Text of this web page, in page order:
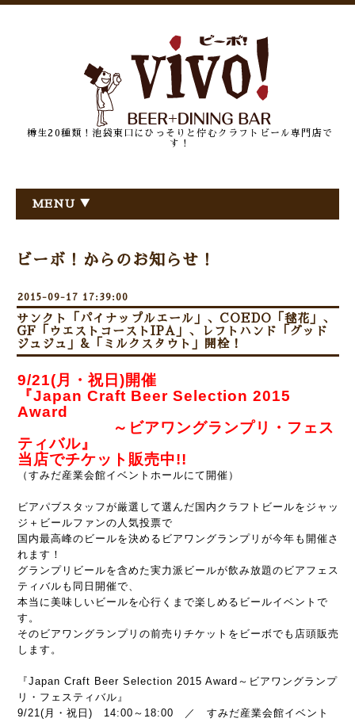
樽生20種類！池袋東口にひっそりと佇むクラフトビール専門店で
す！
MENU ▼
ビーボ！からのお知らせ！
2015-09-17 17:39:00
サンクト「パイナップルエール」、COEDO「毬花」、
GF「ウエストコーストIPA」、レフトハンド「グッド
ジュジュ」&「ミルクスタウト」開栓！
9/21(月・祝日)開催
『Japan Craft Beer Selection 2015
Award
～ビアワングランプリ・フェス
ティバル』
当店でチケット販売中!!
（すみだ産業会館イベントホールにて開催）
ビアパブスタッフが厳選して選んだ国内クラフトビールをジャッ
ジ＋ビールファンの人気投票で
国内最高峰のビールを決めるビアワングランプリが今年も開催さ
れます！
グランプリビールを含めた実力派ビールが飲み放題のビアフェス
ティバルも同日開催で、
本当に美味しいビールを心行くまで楽しめるビールイベントで
す。
そのビアワングランプリの前売りチケットをビーボでも店頭販売
します。
『Japan Craft Beer Selection 2015 Award ～ビアワングランプ
リ・フェスティバル』
9/21(月・祝日) 14:00～18:00 ／ すみだ産業会館イベント